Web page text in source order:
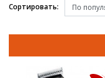
Сортировать: